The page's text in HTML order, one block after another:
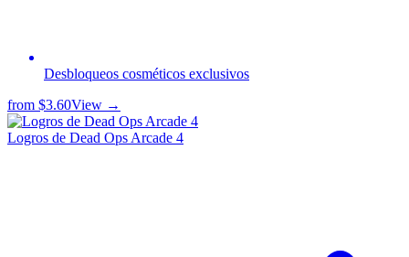
Desbloqueos cosméticos exclusivos
from $3.60View →
Logros de Dead Ops Arcade 4